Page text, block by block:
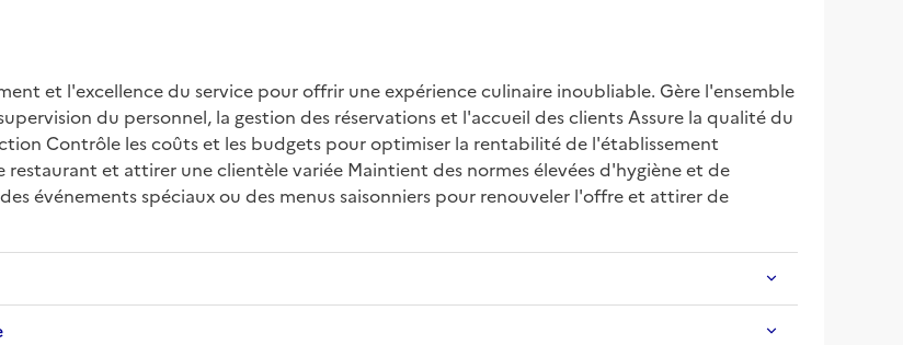
et l'excellence du service pour offrir une expérience culinaire inoubliable. Gère l'ensemble
du personnel, la gestion des réservations et l'accueil des clients Assure la qualité du
Contrôle les coûts et les budgets pour optimiser la rentabilité de l'établissement
et attirer une clientèle variée Maintient des normes élevées d'hygiène et de
événements spéciaux ou des menus saisonniers pour renouveler l'offre et attirer de